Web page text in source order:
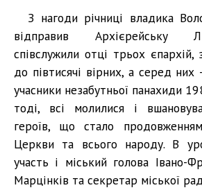
З нагоди річниці владика
відправив Архієрейську
співслужили отці трьох
до півтисячі вірних, а серед них
учасники незабутньої панахиди
тоді, всі молилися і
героїв, що стало
Церкви та всього народу. В
участь і міський голова Івано-
Марцінків та секретар міської